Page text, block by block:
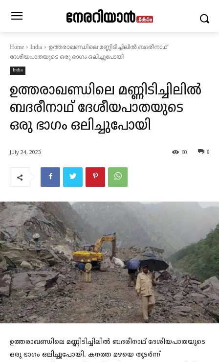
Home India
ഉത്തരാഖണ്ഡിലെ മണ്ണിടിച്ചിലിൽ ബദരീനാഥ്‌
ദേശീയപാതയുടെ ഒരു ഭാഗം ഒലിച്ചുപോയി
India
ഉത്തരാഖണ്ഡിലെ മണ്ണിടിച്ചിലിൽ
ബദരീനാഥ്‌ ദേശീയപാതയുടെ
ഒരു ഭാഗം ഒലിച്ചുപോയി
July 24, 2023 0
60
ഉത്തരാഖണ്ഡിലെ മണ്ണിടിച്ചിലിൽ ബദരീനാഥ്‌ ദേശീയപാതയുടെ
ഒരു ഭാഗം ഒലിച്ചുപോയി. കനത്ത മഴയെ തുടർന്ന്